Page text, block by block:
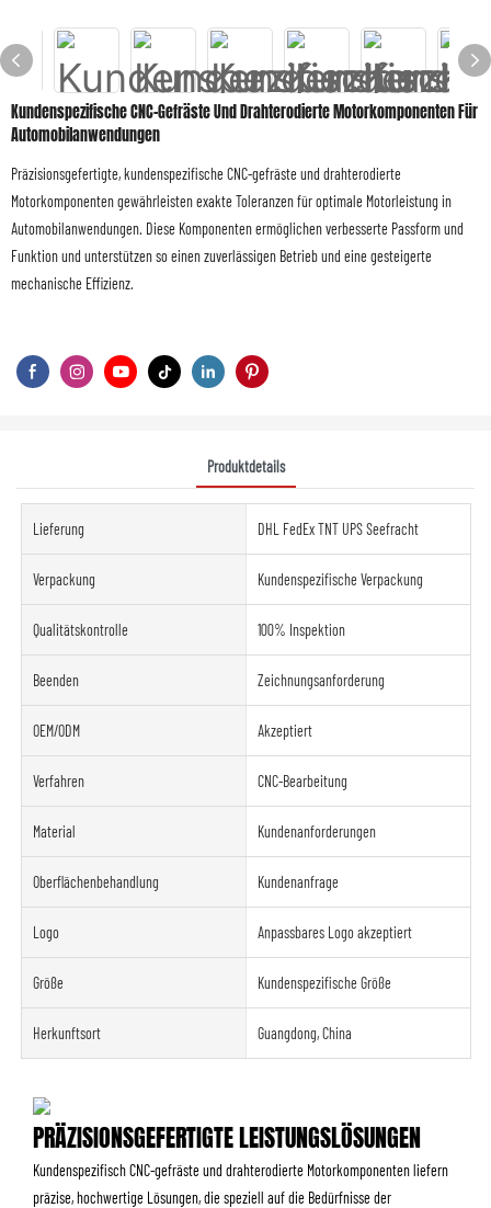
Kundenspezifische CNC-Gefräste Und Drahterodierte Motorkomponenten Für
Automobilanwendungen
Präzisionsgefertigte, kundenspezifische CNC-gefräste und drahterodierte
Motorkomponenten gewährleisten exakte Toleranzen für optimale Motorleistung in
Automobilanwendungen. Diese Komponenten ermöglichen verbesserte Passform und
Funktion und unterstützen so einen zuverlässigen Betrieb und eine gesteigerte
mechanische Effizienz.
Produktdetails
Lieferung DHL FedEx TNT UPS Seefracht
Verpackung Kundenspezifische Verpackung
Qualitätskontrolle 100% Inspektion
Beenden Zeichnungsanforderung
OEM/ODM Akzeptiert
Verfahren CNC-Bearbeitung
Material Kundenanforderungen
Oberflächenbehandlung Kundenanfrage
Logo Anpassbares Logo akzeptiert
Größe Kundenspezifische Größe
Herkunftsort Guangdong, China
PRÄZISIONSGEFERTIGTE LEISTUNGSLÖSUNGEN
Kundenspezifisch CNC-gefräste und drahterodierte Motorkomponenten liefern
präzise, ​​hochwertige Lösungen, die speziell auf die Bedürfnisse der